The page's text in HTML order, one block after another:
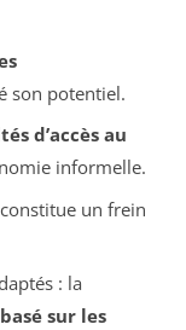
son potentiel.
d’accès au
informelle.
un frein
: la
sur les